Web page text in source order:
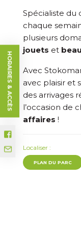
Spécialiste du
chaque
plusieurs
jouets et
Avec
avec plaisir et
des arrivages
l’occasion de
affaires !
Localiser :
PLAN DU PARC
HORAIRES & ACCÈS